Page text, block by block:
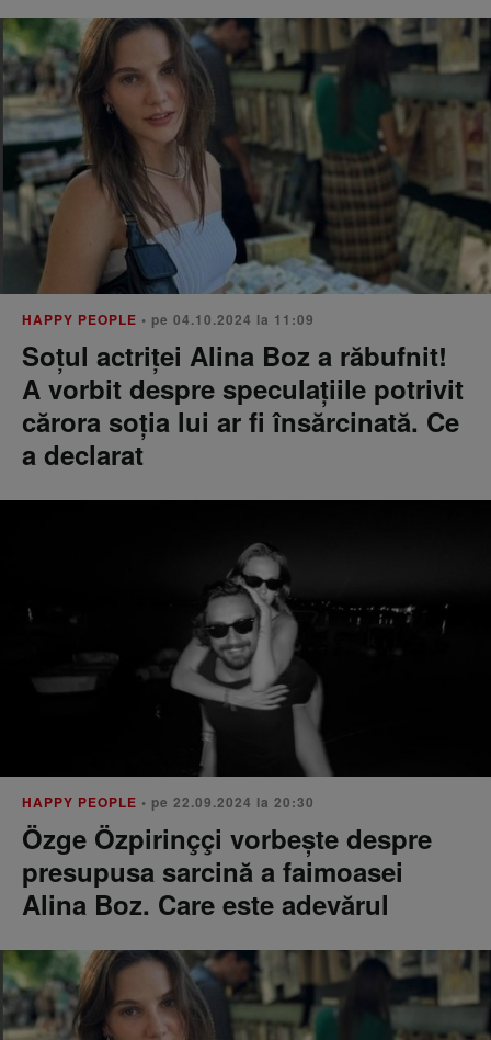
HAPPY PEOPLE • pe 04.10.2024 la 11:09
Soțul actriței Alina Boz a răbufnit!
A vorbit despre speculațiile potrivit
cărora soția lui ar fi însărcinată. Ce
a declarat
HAPPY PEOPLE • pe 22.09.2024 la 20:30
Özge Özpirinççi vorbește despre
presupusa sarcină a faimoasei
Alina Boz. Care este adevărul